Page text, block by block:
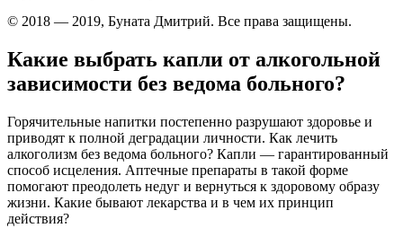
© 2018 — 2019, Буната Дмитрий. Все права защищены.
Какие выбрать капли от алкогольной
зависимости без ведома больного?
Горячительные напитки постепенно разрушают здоровье и
приводят к полной деградации личности. Как лечить
алкоголизм без ведома больного? Капли — гарантированный
способ исцеления. Аптечные препараты в такой форме
помогают преодолеть недуг и вернуться к здоровому образу
жизни. Какие бывают лекарства и в чем их принцип
действия?